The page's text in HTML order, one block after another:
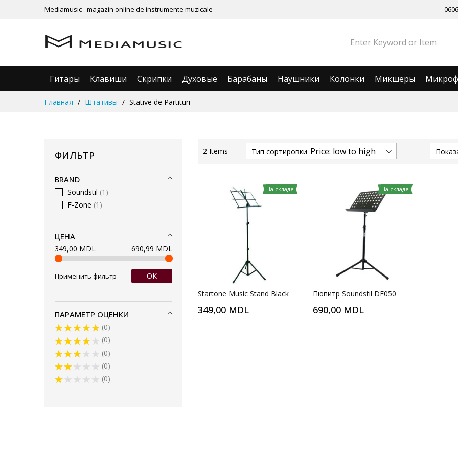
Mediamusic - magazin online de instrumente muzicale
Гитары Клавиши Скрипки Духовые Барабаны Наушники Колонки Микшеры
Главная Штативы Stative de Partituri
2 Items Тип сортировки
На складе
Startone Music Stand Black
349,00 MDL
На складе
Пюпитр Soundstil DF050
690,00 MDL
ФИЛЬТР
BRAND
Soundstil 1
F-Zone 1
ЦЕНА
349,00 MDL 690,99 MDL
Применить фильтр ОК
ПАРАМЕТР ОЦЕНКИ
0
0
0
0
0